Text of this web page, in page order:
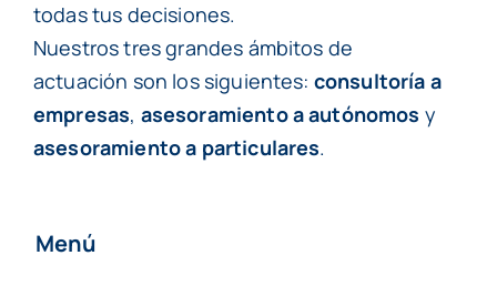
todas tus decisiones.
Nuestros tres grandes ámbitos de
actuación son los siguientes: consultoría a
empresas, asesoramiento a autónomos y
asesoramiento a particulares.
Menú